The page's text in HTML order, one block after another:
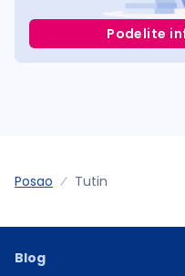
Podelite
Posao Tutin
Blog